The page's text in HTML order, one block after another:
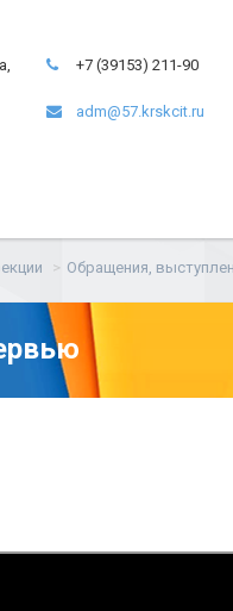
+7 (39153) 211-90
adm@57.krskcit.ru
Обращения,